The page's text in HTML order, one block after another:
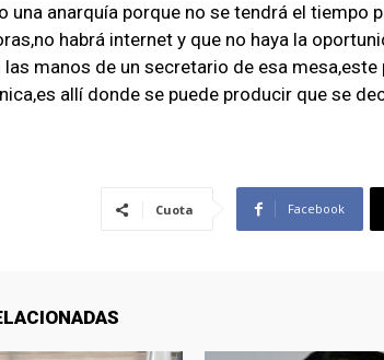
una anarquía porque no se tendrá el tiempo
habrá internet y que no haya la
las manos de un secretario de esa
allí donde se puede producir que se
Cuota Facebook